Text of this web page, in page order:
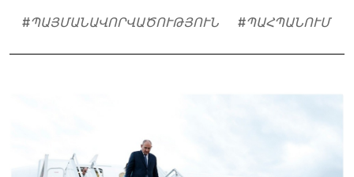
#ՊԱՅՄԱՆԱՎՈՐՎԱԾՈՒԹՅՈՒՆ #ՊԱՀՊԱՆՈՒՄ